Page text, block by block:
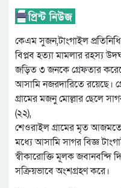
কেএম সুজন,টাংগাইল
বিপ্লব হত্যা মামলার রহস্য
জড়িত ৩ জনকে গ্রেফতার
আসামি নজরদারিতে রয়েছে।
গ্রামের মজনু মোল্লার ছেলে
(২২),
শেওরাইল গ্রামের মৃত
মধ্যে আসামি সাগর বিজ্ঞ
স্বীকারোক্তি মূলক জবানবন্দি
সক্রিয়ভাবে অংশগ্রহণ করে।